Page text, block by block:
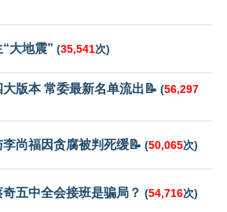
大地震” (35,541次)
版本 常委最新名单流出📝 (56,297
尚福因贪腐被判死缓📝 (50,065次)
五中全会接班是骗局？ (54,716次)